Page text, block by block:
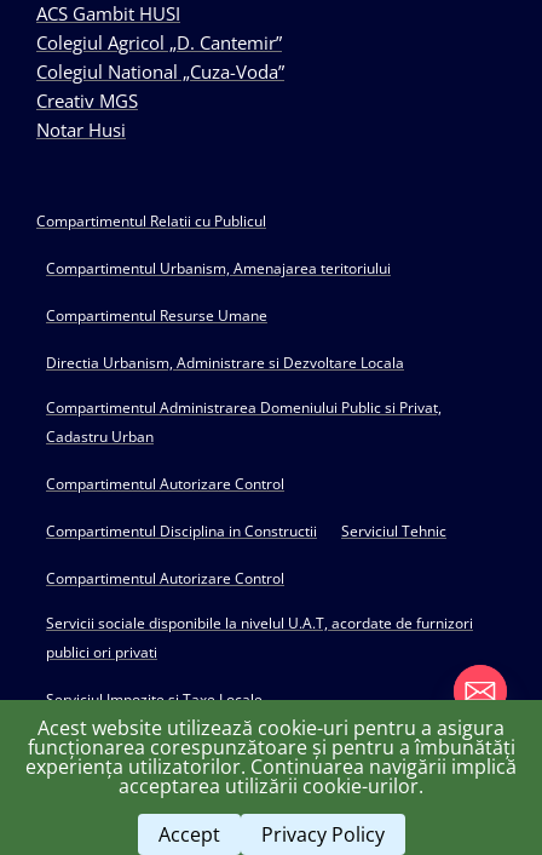
ACS Gambit HUSI
Colegiul Agricol „D. Cantemir”
Colegiul National „Cuza-Voda”
Creativ MGS
Notar Husi
Compartimentul Relatii cu Publicul
Compartimentul Urbanism, Amenajarea teritoriului
Compartimentul Resurse Umane
Directia Urbanism, Administrare si Dezvoltare Locala
Compartimentul Administrarea Domeniului Public si Privat,
Cadastru Urban
Compartimentul Autorizare Control
Compartimentul Disciplina in Constructii Serviciul Tehnic
Compartimentul Autorizare Control
Servicii sociale disponibile la nivelul U.A.T, acordate de furnizori
publici ori privati
Serviciul Impozite si Taxe Locale
Copyright © 2022 Primăria Huși - powered by Creativ MGS
Acest website utilizează cookie-uri pentru a asigura
funcționarea corespunzătoare și pentru a îmbunătăți
experiența utilizatorilor. Continuarea navigării implică
acceptarea utilizării cookie-urilor.
Accept
Privacy Policy
chaty